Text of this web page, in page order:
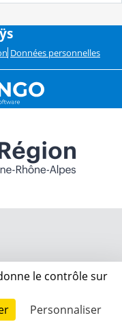
Données personnelles
le contrôle sur
Personnaliser